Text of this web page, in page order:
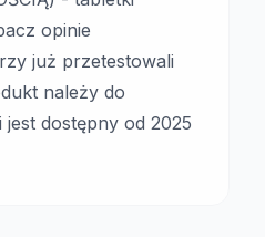
opinie
już przetestowali
należy do
jest dostępny od 2025